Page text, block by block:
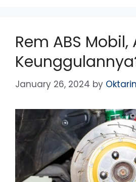
Rem ABS Mobil,
January 26, 2024 by